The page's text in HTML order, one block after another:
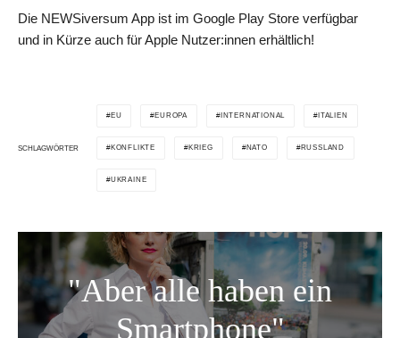
Die NEWSiversum App ist im Google Play Store verfügbar
und in Kürze auch für Apple Nutzer:innen erhältlich!
SCHLAGWÖRTER
EU EUROPA INTERNATIONAL ITALIEN
KONFLIKTE KRIEG NATO RUSSLAND
UKRAINE
"Aber alle haben ein
Smartphone"